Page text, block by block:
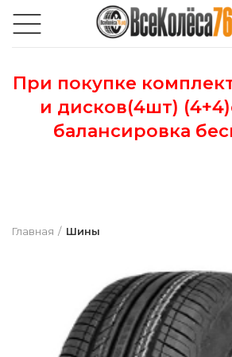
При покупке
и дисков(4шт)
балансировка
Главная Шины